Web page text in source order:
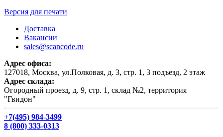
Версия для печати
Доставка
Вакансии
sales@scancode.ru
Адрес офиса:
127018, Москва, ул.Полковая, д. 3, стр. 1, 3 подъезд, 2 этаж
Адрес склада:
Огородный проезд, д. 9, стр. 1, склад №2, территория
"Гвидон"
+7(495) 984-3499
8 (800) 333-0313